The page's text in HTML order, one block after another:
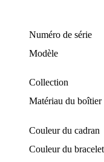
Numéro de série
Modèle
Collection
Matériau du boîtier
Couleur du cadran
Couleur du bracelet